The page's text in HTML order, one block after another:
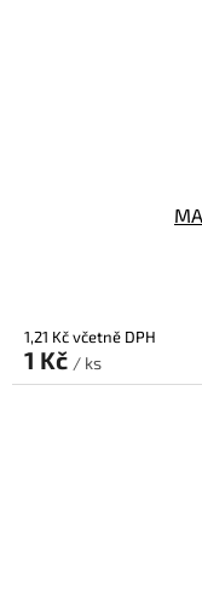
1,21 Kč včetně DPH
1 Kč / ks